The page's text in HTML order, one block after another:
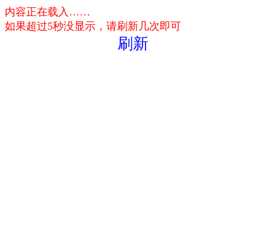
内容正在载入……
如果超过5秒没显示，请刷新几次即可
刷新